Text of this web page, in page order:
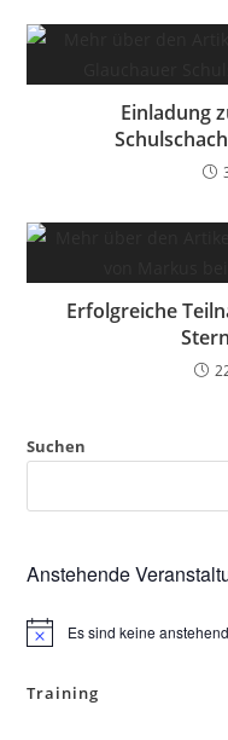
Einladung
Erfolgreiche
Suchen
Anstehende
H
w
Es sind keine
Training